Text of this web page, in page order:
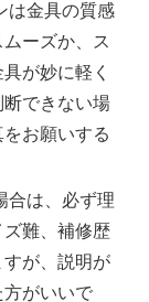
は金具の質感
ーズか、ス
が妙に軽く
できない場
お願いする
合は、必ず理
難、補修歴
が、説明が
がいいで